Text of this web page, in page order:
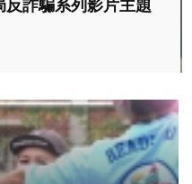
詐騙系列影片主題